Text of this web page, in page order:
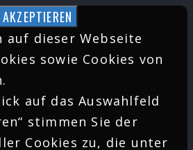
auf dieser Webseite
sowie Cookies von
auf das Auswahlfeld
stimmen Sie der
Cookies zu, die unter